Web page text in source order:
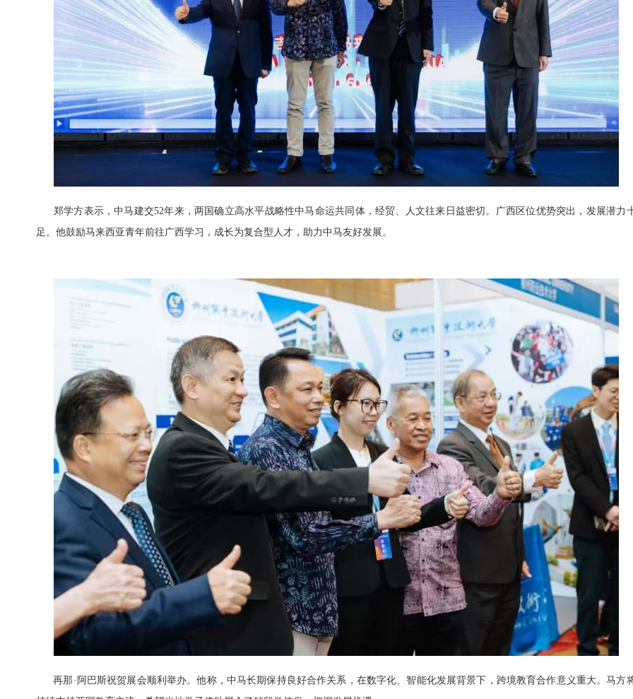
郑学方表示，中马建交52年来，两国确立高水平战略性中马命运共同体，经贸、人文往来日益密切。广西区位优势突出，发展潜力
足。他鼓励马来西亚青年前往广西学习，成长为复合型人才，助力中马友好发展。
再那·阿巴斯祝贺展会顺利举办。他称，中马长期保持良好合作关系，在数字化、智能化发展背景下，跨境教育合作意义重大。马方